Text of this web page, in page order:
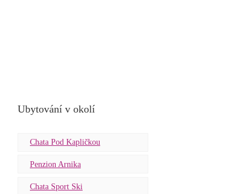
Ubytování v okolí
Chata Pod Kapličkou
Penzion Arnika
Chata Sport Ski